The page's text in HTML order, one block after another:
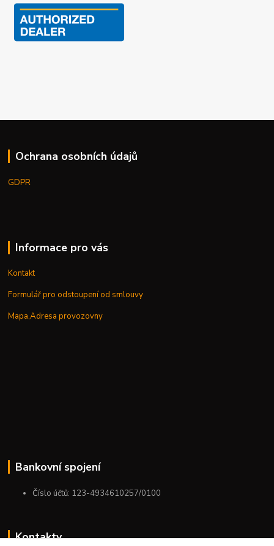
Ochrana osobních údajů
GDPR
Informace pro vás
Kontakt
Formulář pro odstoupení od smlouvy
Mapa,Adresa provozovny
Bankovní spojení
Číslo účtů: 123-4934610257/0100
Kontakty